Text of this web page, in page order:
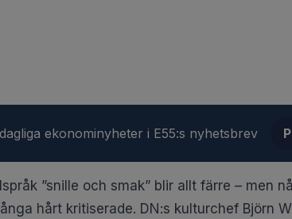
ekonominyheter i E55:s nyhetsbrev
”snille och smak” blir allt färre – men
hårt kritiserade. DN:s kulturchef Björn